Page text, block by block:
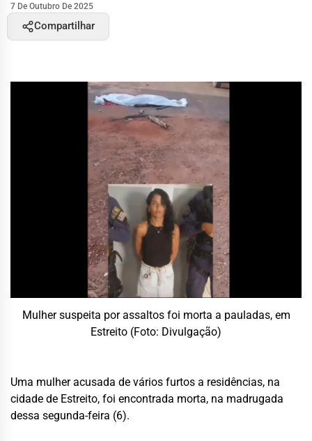
7 De Outubro De 2025
Compartilhar
Mulher suspeita por assaltos foi morta a pauladas, em
Estreito (Foto: Divulgação)
Uma mulher acusada de vários furtos a residências, na
cidade de Estreito, foi encontrada morta, na madrugada
dessa segunda-feira (6).